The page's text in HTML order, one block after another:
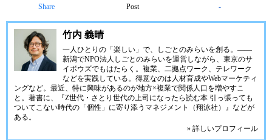
Share Post -
竹内 義晴
一人ひとりの「楽しい」で、しごとのみらいを創る。――
新潟でNPO法人しごとのみらいを運営しながら、東京のサ
イボウズでもはたらく。複業、二拠点ワーク、テレワーク
などを実践している。得意なのは人材育成やWebマーケティ
ングなど。最近、特に興味があるのが地方×複業で関係人口を増やすこ
と。著書に、『Z世代・さとり世代の上司になったら読む本 引っ張っても
ついてこない時代の「個性」に寄り添うマネジメント（翔泳社）』などが
ある。
» 詳しいプロフィール